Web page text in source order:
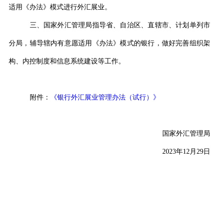
适用《办法》模式进行外汇展业。
三、国家外汇管理局指导省、自治区、直辖市、计划单列市
分局，辅导辖内有意愿适用《办法》模式的银行，做好完善组织架
构、内控制度和信息系统建设等工作。
附件： 《银行外汇展业管理办法（试行）》
国家外汇管理局
2023年12 月 29 日